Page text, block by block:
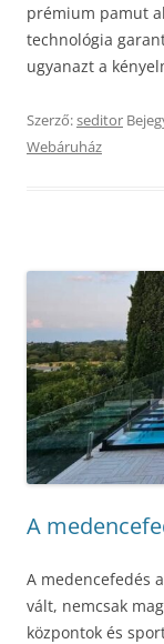
prémium pamut
technológia
ugyanazt a
Szerző:seditor
Webáruház
A
A medencefedés
vált, nemcsak
központok és